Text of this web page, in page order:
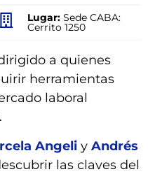
Lugar: Sede CABA:
Cerrito 1250
a quienes
herramientas
laboral
Angeli y Andrés
las claves del